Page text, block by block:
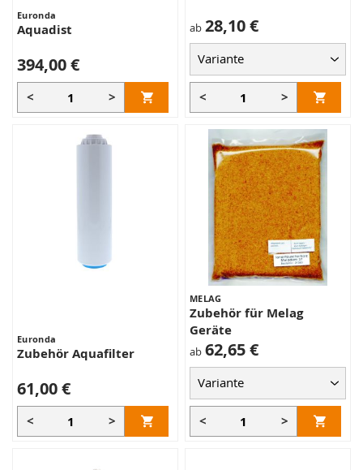
Euronda
Aquadist
394,00 €
< >
ab 28,10 €
< >
Euronda
Zubehör Aquafilter
61,00 €
< >
MELAG
Zubehör für Melag
Geräte
ab 62,65 €
< >